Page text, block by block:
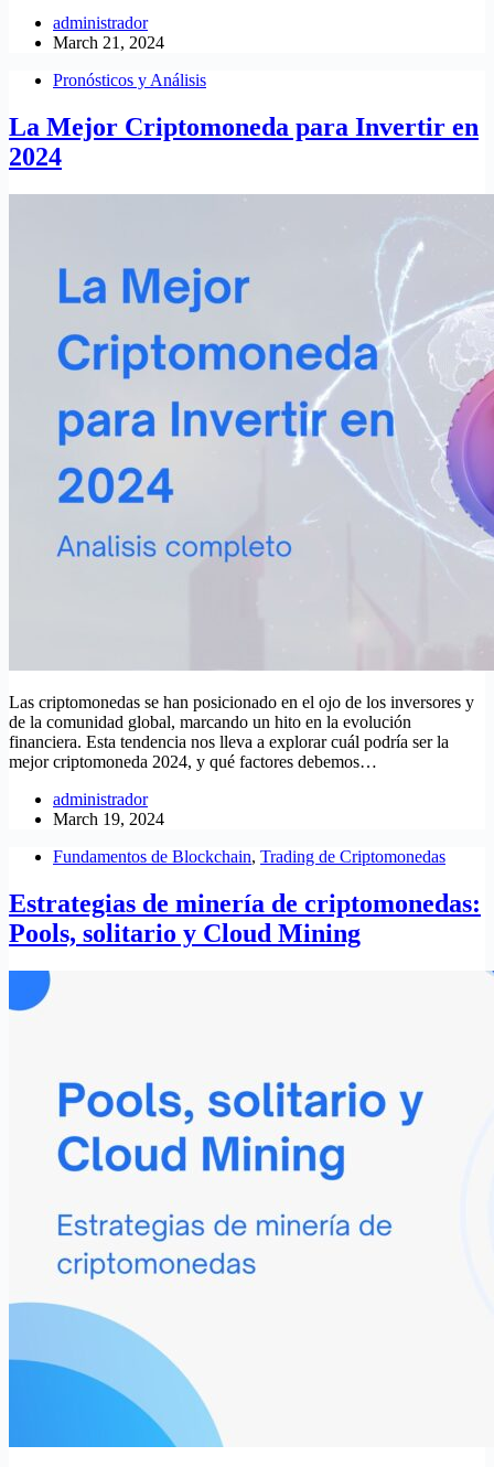
administrador
March 21, 2024
Pronósticos y Análisis
La Mejor Criptomoneda para Invertir en
2024
Las criptomonedas se han posicionado en el ojo de los inversores y
de la comunidad global, marcando un hito en la evolución
financiera. Esta tendencia nos lleva a explorar cuál podría ser la
mejor criptomoneda 2024, y qué factores debemos…
administrador
March 19, 2024
Fundamentos de Blockchain, Trading de Criptomonedas
Estrategias de minería de criptomonedas:
Pools, solitario y Cloud Mining